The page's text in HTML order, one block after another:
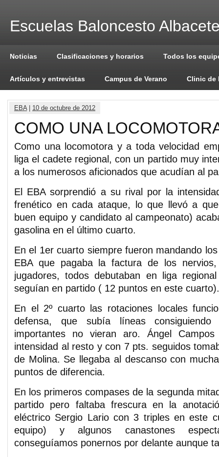
Escuelas Baloncesto
Noticias Clasificaciones y horarios Todos los
Artículos y entrevistas Campus de Verano Clinic de
EBA| 10 de octubre de 2012
COMO UNA
Como una locomotora y a toda velocidad
liga el cadete regional, con un partido muy
a los numerosos aficionados que acudían al
El EBA sorprendió a su rival por la
frenético en cada ataque, lo que llevó a
buen equipo y candidato al campeonato)
gasolina en el último cuarto.
En el 1er cuarto siempre fueron mandando
EBA que pagaba la factura de los
jugadores, todos debutaban en liga
seguían en partido ( 12 puntos en este cuarto).
En el 2º cuarto las rotaciones locales
defensa, que subía líneas
importantes no vieran aro. Ángel
intensidad al resto y con 7 pts. seguidos
de Molina. Se llegaba al descanso con
puntos de diferencia.
En los primeros compases de la segunda
partido pero faltaba frescura en la
eléctrico Sergio Lario con 3 triples en este
equipo) y algunos canastones
conseguíamos ponernos por delante aunque